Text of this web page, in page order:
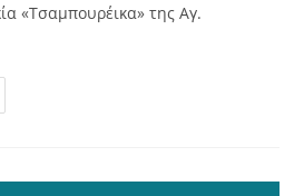
«Τσαμπουρέικα» της Αγ.